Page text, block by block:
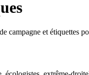
campagne et étiquettes